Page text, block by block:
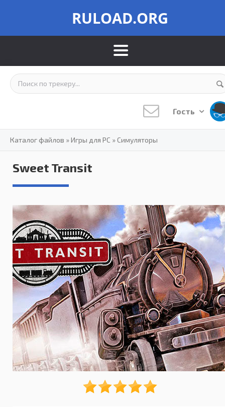
RULOAD.ORG
Гость
Каталог файлов »Игры для PC »Симуляторы
Sweet Transit